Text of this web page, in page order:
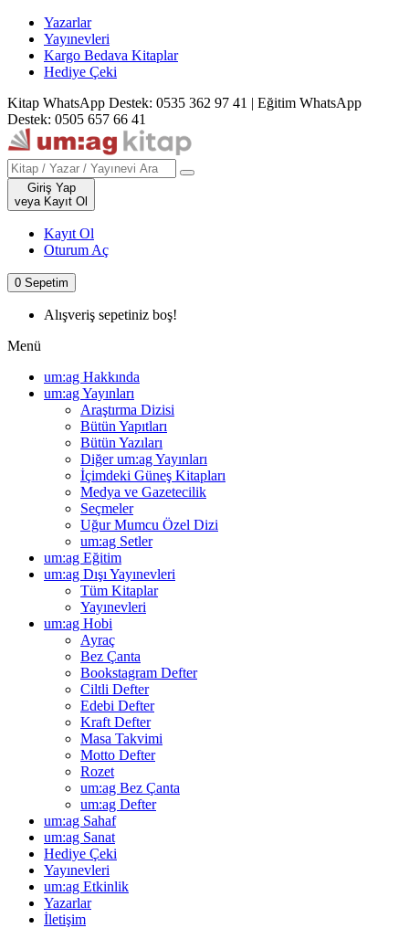
Yazarlar
Yayınevleri
Kargo Bedava Kitaplar
Hediye Çeki
Kitap WhatsApp Destek: 0535 362 97 41 | Eğitim WhatsApp
Destek: 0505 657 66 41
Giriş Yap
veya Kayıt Ol
Kayıt Ol
Oturum Aç
0 Sepetim
Alışveriş sepetiniz boş!
Menü
um:ag Hakkında
um:ag Yayınları
Araştırma Dizisi
Bütün Yapıtları
Bütün Yazıları
Diğer um:ag Yayınları
İçimdeki Güneş Kitapları
Medya ve Gazetecilik
Seçmeler
Uğur Mumcu Özel Dizi
um:ag Setler
um:ag Eğitim
um:ag Dışı Yayınevleri
Tüm Kitaplar
Yayınevleri
um:ag Hobi
Ayraç
Bez Çanta
Bookstagram Defter
Ciltli Defter
Edebi Defter
Kraft Defter
Masa Takvimi
Motto Defter
Rozet
um:ag Bez Çanta
um:ag Defter
um:ag Sahaf
um:ag Sanat
Hediye Çeki
Yayınevleri
um:ag Etkinlik
Yazarlar
İletişim